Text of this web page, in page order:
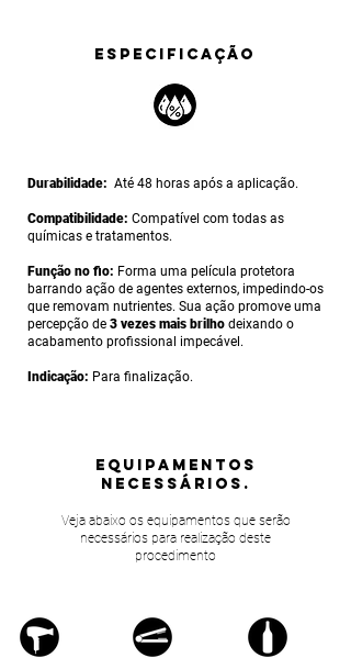
ESPECIFICAÇÃO
Durabilidade: Até 48 horas após a aplicação.
Compatibilidade: Compatível com todas as
químicas e tratamentos.
Função no fio: Forma uma película protetora
barrando ação de agentes externos, impedindo-os
que removam nutrientes. Sua ação promove uma
percepção de 3 vezes mais brilho deixando o
acabamento profissional impecável.
Indicação: Para finalização.
equipamentos
NECESSÁRIOS.
Veja abaixo os equipamentos que serão
necessários para realização deste
procedimento